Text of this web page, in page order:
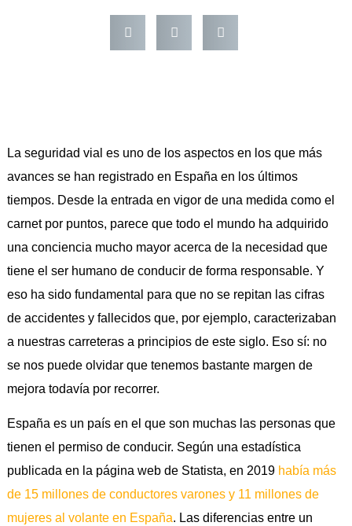
La seguridad vial es uno de los aspectos en los que más
avances se han registrado en España en los últimos
tiempos. Desde la entrada en vigor de una medida como el
carnet por puntos, parece que todo el mundo ha adquirido
una conciencia mucho mayor acerca de la necesidad que
tiene el ser humano de conducir de forma responsable. Y
eso ha sido fundamental para que no se repitan las cifras
de accidentes y fallecidos que, por ejemplo, caracterizaban
a nuestras carreteras a principios de este siglo. Eso sí: no
se nos puede olvidar que tenemos bastante margen de
mejora todavía por recorrer.
España es un país en el que son muchas las personas que
tienen el permiso de conducir. Según una estadística
publicada en la página web de Statista, en 2019 había más
de 15 millones de conductores varones y 11 millones de
mujeres al volante en España. Las diferencias entre un